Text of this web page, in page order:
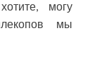
могу
мы